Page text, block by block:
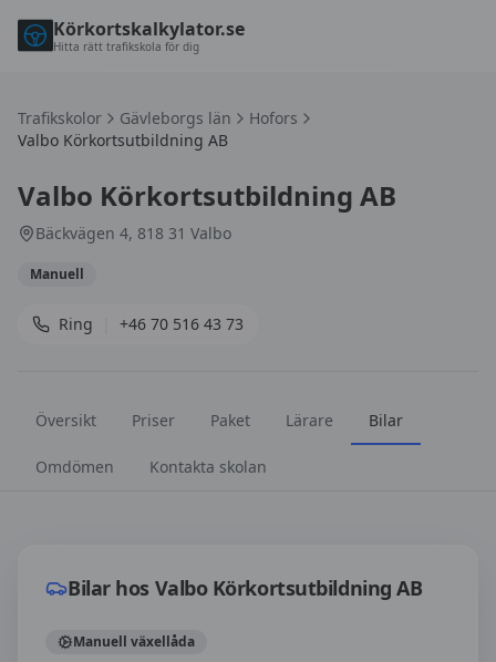
Körkortskalkylator.se
Hitta rätt trafikskola för dig
Trafikskolor Gävleborgs län
Hofors
Valbo Körkortsutbildning AB
Valbo Körkortsutbildning AB
Bäckvägen 4, 818 31 Valbo
Manuell
Ring +46 70 516 43 73
Översikt Priser Paket Lärare Bilar
Omdömen Kontakta skolan
Bilar hos Valbo Körkortsutbildning AB
Manuell växellåda